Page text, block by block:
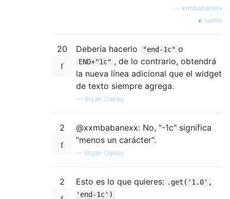
xxmbabanexx
fuente
20 Debería hacerlo "end-1c" o
END+"1c" , de lo contrario, obtendrá
la nueva línea adicional que el widget
de texto siempre agrega.
— Bryan Oakley
2
@xxmbabanexx: No, "-1c" significa
"menos un carácter".
— Bryan Oakley
2 Esto es lo que quieres: .get('1.0',
'end-1c')